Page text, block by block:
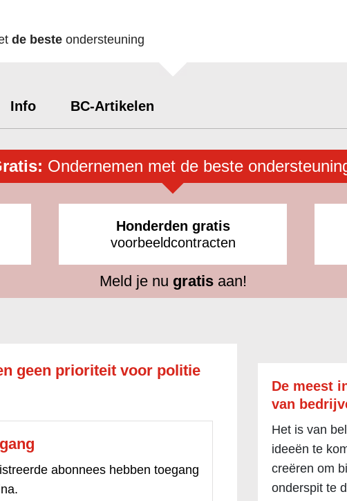
de beste ondersteuning
Info BC-Artikelen
Ondernemen met de beste
Honderden gratis
voorbeeldcontracten
Meld je nu gratisaan!
geen prioriteit voor politie
abonnees hebben toegang
De meest
van
Het is van
ideeën te
creëren om
onderspit te